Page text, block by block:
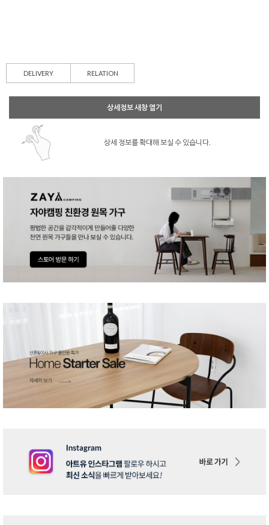
DELIVERY RELATION
상세정보 새창 열기
상세 정보를 확대해 보실 수 있습니다.